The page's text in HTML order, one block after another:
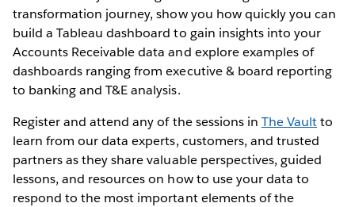
transformation journey, show you how quickly you can
build a Tableau dashboard to gain insights into your
Accounts Receivable data and explore examples of
dashboards ranging from executive & board reporting
to banking and T&E analysis.
Register and attend any of the sessions in The Vaultto
learn from our data experts, customers, and trusted
partners as they share valuable perspectives, guided
lessons, and resources on how to use your data to
respond to the most important elements of the